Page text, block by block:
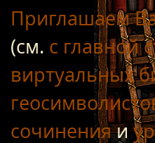
Приглашаем
(см. с главной
виртуальных
сочиненияи